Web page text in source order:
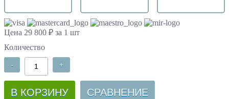
Цена 29 800 ₽ за 1 шт
Количество
- +
В КОРЗИНУ СРАВНЕНИЕ